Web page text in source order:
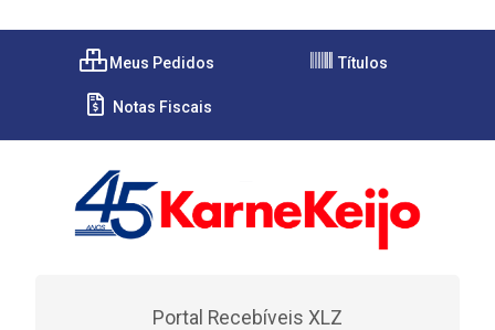
Meus Pedidos Títulos
Notas Fiscais
Portal Recebíveis XLZ